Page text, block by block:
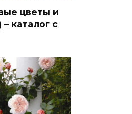
цветы и
каталог с